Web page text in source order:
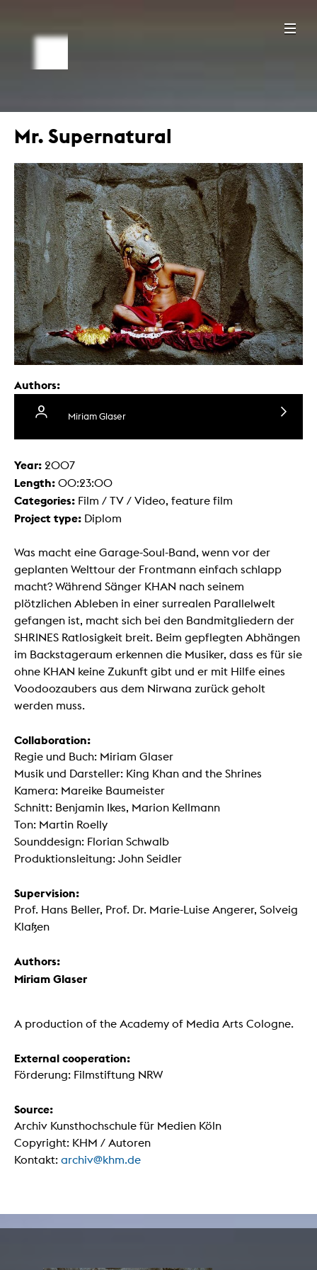
Mr. Supernatural
Authors:
Miriam Glaser
Year: 2007
Length: 00:23:00
Categories: Film / TV / Video, feature film
Project type: Diplom
Was macht eine Garage-Soul-Band, wenn vor der
geplanten Welttour der Frontmann einfach schlapp
macht? Während Sänger KHAN nach seinem
plötzlichen Ableben in einer surrealen Parallelwelt
gefangen ist, macht sich bei den Bandmitgliedern der
SHRINES Ratlosigkeit breit. Beim gepflegten Abhängen
im Backstageraum erkennen die Musiker, dass es für sie
ohne KHAN keine Zukunft gibt und er mit Hilfe eines
Voodoozaubers aus dem Nirwana zurück geholt
werden muss.
Collaboration:
Regie und Buch: Miriam Glaser
Musik und Darsteller: King Khan and the Shrines
Kamera: Mareike Baumeister
Schnitt: Benjamin Ikes, Marion Kellmann
Ton: Martin Roelly
Sounddesign: Florian Schwalb
Produktionsleitung: John Seidler
Supervision:
Prof. Hans Beller, Prof. Dr. Marie-Luise Angerer, Solveig
Klaßen
Authors:
Miriam Glaser
A production of the Academy of Media Arts Cologne.
External cooperation:
Förderung: Filmstiftung NRW
Source:
Archiv Kunsthochschule für Medien Köln
Copyright: KHM / Autoren
Kontakt: archiv@khm.de